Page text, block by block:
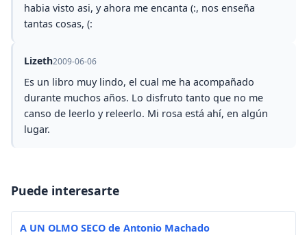
habia visto asi, y ahora me encanta (:, nos enseña
tantas cosas, (:
Lizeth2009-06-06
Es un libro muy lindo, el cual me ha acompañado
durante muchos años. Lo disfruto tanto que no me
canso de leerlo y releerlo. Mi rosa está ahí, en algún
lugar.
Puede interesarte
A UN OLMO SECO de Antonio Machado